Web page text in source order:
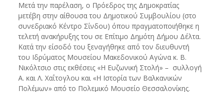
Μετά την παρέλαση, ο Πρόεδρος της Δημοκρατίας
μετέβη στην αίθουσα του Δημοτικού Συμβουλίου (στο
συνεδριακό Κέντρο Σίνδου) όπου πραγματοποιήθηκε η
τελετή ανακήρυξης του σε Επίτιμο Δημότη Δήμου Δέλτα.
Κατά την είσοδό του ξεναγήθηκε από τον διευθυντή
του Ιδρύματος Μουσείου Μακεδονικού Αγώνα κ. Β.
Νικόλτσιο στις εκθέσεις «Η Ευζωνική Στολή» – συλλογή
Α. και Λ. Χαΐτογλου και «Η Ιστορία των Βαλκανικών
Πολέμων» από το Πολεμικό Μουσείο Θεσσαλονίκης.